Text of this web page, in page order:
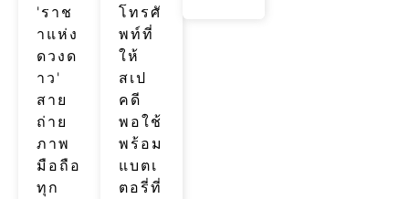
'ราช
าแห่ง
ดวงด
าว'
สาย
ถ่าย
ภาพ
มือถือ
ทุก
โทรศั
พท์ที่
ให้
สเป
คดี
พอใช้
พร้อม
แบตเ
ตอรี่ที่